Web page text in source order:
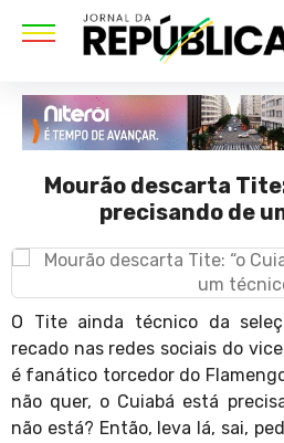
Mourão descarta
precisando de
O Tite ainda técnico da
recado nas redes sociais do
é fanático torcedor do
não quer, o Cuiabá está
não está? Então, leva lá, sai,